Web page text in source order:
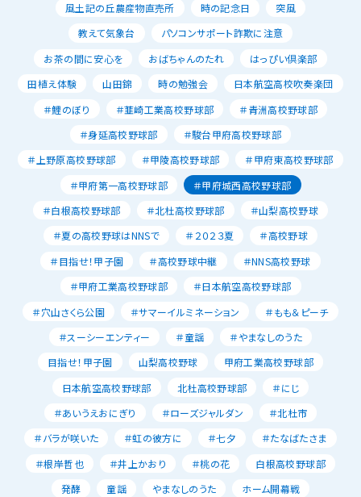
風土記の丘農産物直売所
時の記念日
突風
教えて気象台
パソコンサポート詐欺に注意
お茶の間に安心を
おばちゃんのたれ
はっぴい倶楽部
田植え体験
山田錦 時の勉強会
日本航空高校吹奏楽団
＃鯉のぼり
＃韮崎工業高校野球部
＃青洲高校野球部
＃身延高校野球部
＃駿台甲府高校野球部
＃上野原高校野球部
＃甲陵高校野球部
＃甲府東高校野球部
＃甲府第一高校野球部
＃甲府城西高校野球部
＃白根高校野球部
＃北杜高校野球部
＃山梨高校野球
＃夏の高校野球はNNSで
＃２０２３夏
＃高校野球
＃目指せ！甲子園
＃高校野球中継
＃NNS高校野球
＃甲府工業高校野球部
＃日本航空高校野球部
＃穴山さくら公園
＃サマーイルミネーション
＃もも＆ピーチ
＃スーシーエンティー
＃童謡
＃やまなしのうた
目指せ！甲子園
山梨高校野球
甲府工業高校野球部
日本航空高校野球部
北杜高校野球部
＃にじ
＃あいうえおにぎり
＃ローズジャルダン
＃北杜市
＃バラが咲いた
＃虹の彼方に ＃七夕
＃たなばたさま
＃根岸哲也
＃井上かおり ＃桃の花
白根高校野球部
発酵
童謡 やまなしのうた
ホーム開幕戦